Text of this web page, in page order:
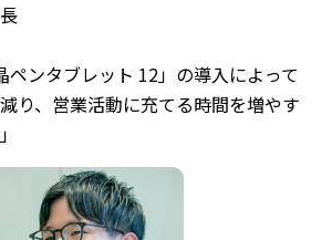
ペンタブレット 12」の導入によって
り、営業活動に充てる時間を増やす